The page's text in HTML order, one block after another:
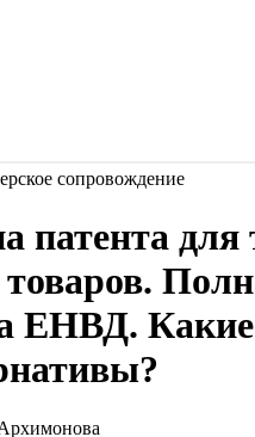
сопровождение
патента для
ЕНВД. Какие